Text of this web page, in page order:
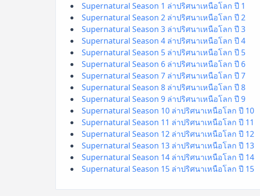
Supernatural Season 1 ล่าปริศนาเหนือโลก ปี 1
Supernatural Season 2 ล่าปริศนาเหนือโลก ปี 2
Supernatural Season 3 ล่าปริศนาเหนือโลก ปี 3
Supernatural Season 4 ล่าปริศนาเหนือโลก ปี 4
Supernatural Season 5 ล่าปริศนาเหนือโลก ปี 5
Supernatural Season 6 ล่าปริศนาเหนือโลก ปี 6
Supernatural Season 7 ล่าปริศนาเหนือโลก ปี 7
Supernatural Season 8 ล่าปริศนาเหนือโลก ปี 8
Supernatural Season 9 ล่าปริศนาเหนือโลก ปี 9
Supernatural Season 10 ล่าปริศนาเหนือโลก ปี 10
Supernatural Season 11 ล่าปริศนาเหนือโลก ปี 11
Supernatural Season 12 ล่าปริศนาเหนือโลก ปี 12
Supernatural Season 13 ล่าปริศนาเหนือโลก ปี 13
Supernatural Season 14 ล่าปริศนาเหนือโลก ปี 14
Supernatural Season 15 ล่าปริศนาเหนือโลก ปี 15